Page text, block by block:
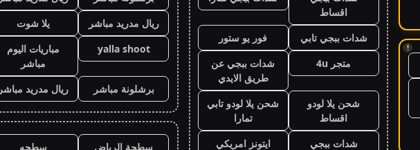
!
اقساط
شدات ببجي تابي
فور يو ستور
متجر 4u
شدات ببجي عن
طريق الايدي
شحن يلا لودو
اقساط
شحن يلا لودو تابي
تمارا
شدات ببجي
ايتونز امريكي
ريال مدريد مباشر
يلا شوت
yalla shoot
مباريات اليوم
مباشر
برشلونة مباشر
ريال مدريد مباشر
سطحة الرياض
سطحه